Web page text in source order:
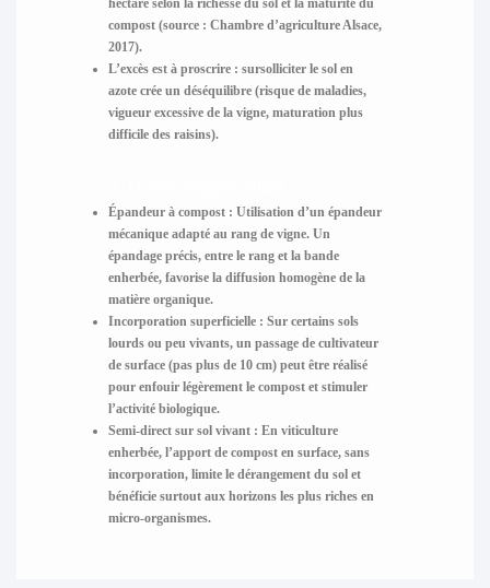
hectare selon la richesse du sol et la maturité du
compost (source : Chambre d’agriculture Alsace,
2017).
L’excès est à proscrire : sursolliciter le sol en
azote crée un déséquilibre (risque de maladies,
vigueur excessive de la vigne, maturation plus
difficile des raisins).
Épandeur à compost: Utilisation d’un épandeur
mécanique adapté au rang de vigne. Un
épandage précis, entre le rang et la bande
enherbée, favorise la diffusion homogène de la
matière organique.
Incorporation superficielle: Sur certains sols
lourds ou peu vivants, un passage de cultivateur
de surface (pas plus de 10 cm) peut être réalisé
pour enfouir légèrement le compost et stimuler
l’activité biologique.
Semi-direct sur sol vivant: En viticulture
enherbée, l’apport de compost en surface, sans
incorporation, limite le dérangement du sol et
bénéficie surtout aux horizons les plus riches en
micro-organismes.